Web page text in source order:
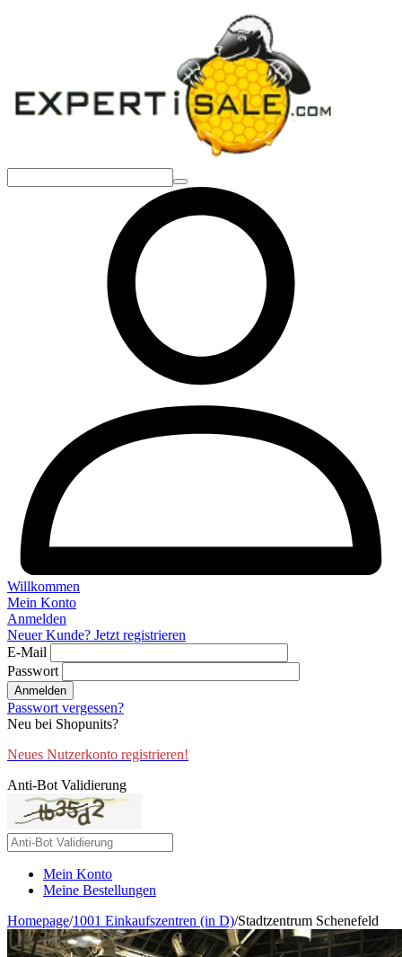
Willkommen
Mein Konto
Anmelden
Neuer Kunde? Jetzt registrieren
E-Mail
Passwort
Anmelden
Passwort vergessen?
Neu bei Shopunits?
Neues Nutzerkonto registrieren!
Anti-Bot Validierung
Mein Konto
Meine Bestellungen
Homepage/1001 Einkaufszentren (in D)/Stadtzentrum Schenefeld